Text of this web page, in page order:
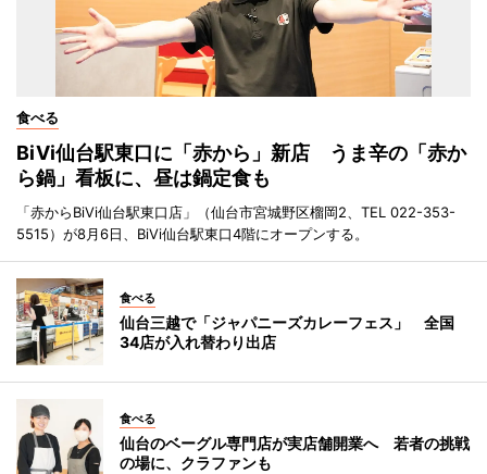
食べる
BiVi仙台駅東口に「赤から」新店 うま辛の「赤か
ら鍋」看板に、昼は鍋定食も
「赤からBiVi仙台駅東口店」（仙台市宮城野区榴岡2、TEL 022-353-
5515）が8月6日、BiVi仙台駅東口4階にオープンする。
食べる
仙台三越で「ジャパニーズカレーフェス」 全国
34店が入れ替わり出店
食べる
仙台のベーグル専門店が実店舗開業へ 若者の挑戦
の場に、クラファンも